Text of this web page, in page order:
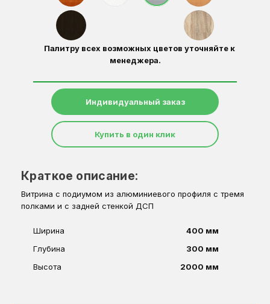
Палитру всех возможных цветов уточняйте к
менеджера.
Индивидуальный заказ
Купить в один клик
Краткое описание:
Витрина с подиумом из алюминиевого профиля с тремя
полками и с задней стенкой ДСП
Ширина
400 мм
Глубина
300 мм
Высота
2000 мм